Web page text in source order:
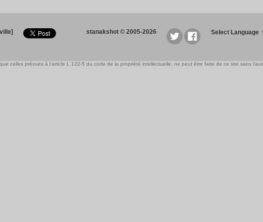
stanakshot © 2005-2026 Select Language
celles prévues à l'article L 122-5 du code de la propriété intellectuelle, ne peut être faite de ce site sans